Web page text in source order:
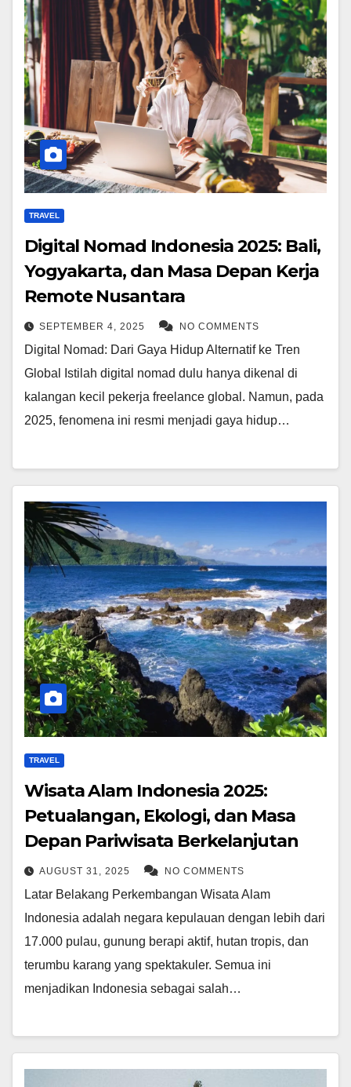
TRAVEL
Digital Nomad Indonesia 2025: Bali,
Yogyakarta, dan Masa Depan Kerja
Remote Nusantara
SEPTEMBER 4, 2025 NO COMMENTS
Digital Nomad: Dari Gaya Hidup Alternatif ke Tren
Global Istilah digital nomad dulu hanya dikenal di
kalangan kecil pekerja freelance global. Namun, pada
2025, fenomena ini resmi menjadi gaya hidup…
TRAVEL
Wisata Alam Indonesia 2025:
Petualangan, Ekologi, dan Masa
Depan Pariwisata Berkelanjutan
AUGUST 31, 2025 NO COMMENTS
Latar Belakang Perkembangan Wisata Alam
Indonesia adalah negara kepulauan dengan lebih dari
17.000 pulau, gunung berapi aktif, hutan tropis, dan
terumbu karang yang spektakuler. Semua ini
menjadikan Indonesia sebagai salah…